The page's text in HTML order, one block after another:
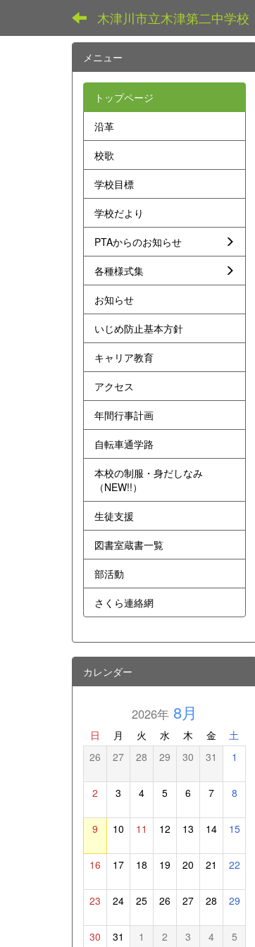
木津川市立木津第二中学校
メニュー
トップページ
沿革
校歌
学校目標
学校だより
PTAからのお知らせ
各種様式集
お知らせ
いじめ防止基本方針
キャリア教育
アクセス
年間行事計画
自転車通学路
本校の制服・身だしなみ
（NEW!!）
生徒支援
図書室蔵書一覧
部活動
さくら連絡網
カレンダー
2026年8月
日 月 火 水 木 金 土
26 27 28 29 30 31 1
2 3 4 5 6 7 8
9 10 11 12 13 14 15
16 17 18 19 20 21 22
23 24 25 26 27 28 29
30 31 1 2 3 4 5